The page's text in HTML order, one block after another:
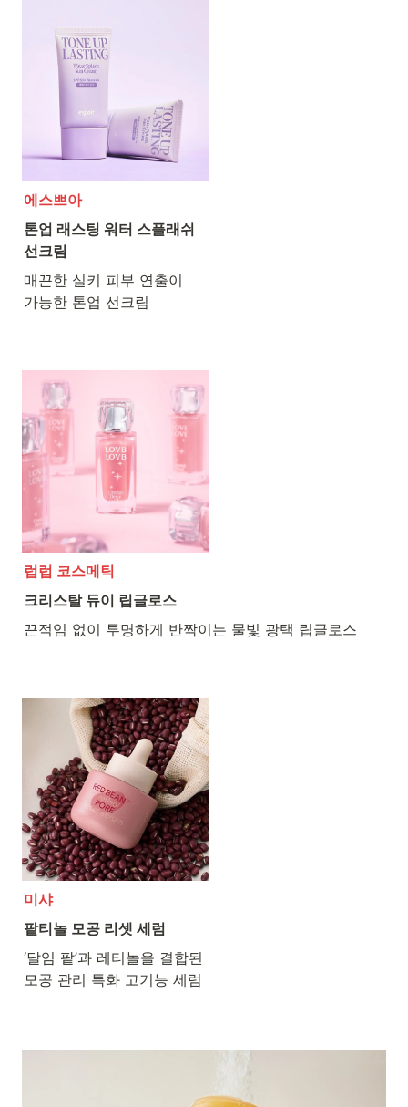
에스쁘아
톤업 래스팅 워터 스플래쉬
선크림
매끈한 실키 피부 연출이
가능한 톤업 선크림
럽럽 코스메틱
크리스탈 듀이 립글로스
끈적임 없이 투명하게 반짝이는 물빛 광택 립글로스
미샤
팥티놀 모공 리셋 세럼
‘달임 팥’과 레티놀을 결합된
모공 관리 특화 고기능 세럼